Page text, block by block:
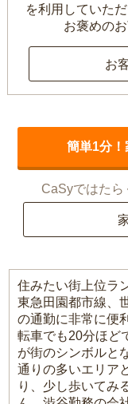
を利用していた
お褒めの
お
簡単1分！
CaSyではたら
住みたい街上位ラ
東急田園都市線、
の通勤に非常に便
転車でも20分ほど
が街のシンボルと
通りの多いエリア
り、少し歩いてみ